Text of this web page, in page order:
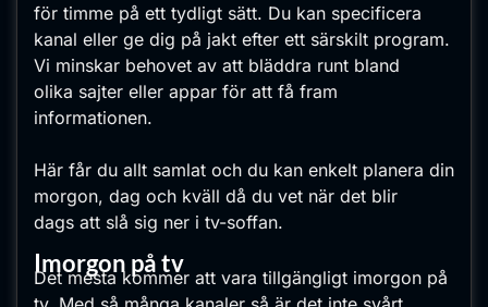
för timme på ett tydligt sätt. Du kan specificera
kanal eller ge dig på jakt efter ett särskilt program.
Vi minskar behovet av att bläddra runt bland
olika sajter eller appar för att få fram
informationen.
Här får du allt samlat och du kan enkelt planera din
morgon, dag och kväll då du vet när det blir
dags att slå sig ner i tv-soffan.
Imorgon på tv
Det mesta kommer att vara tillgängligt imorgon på